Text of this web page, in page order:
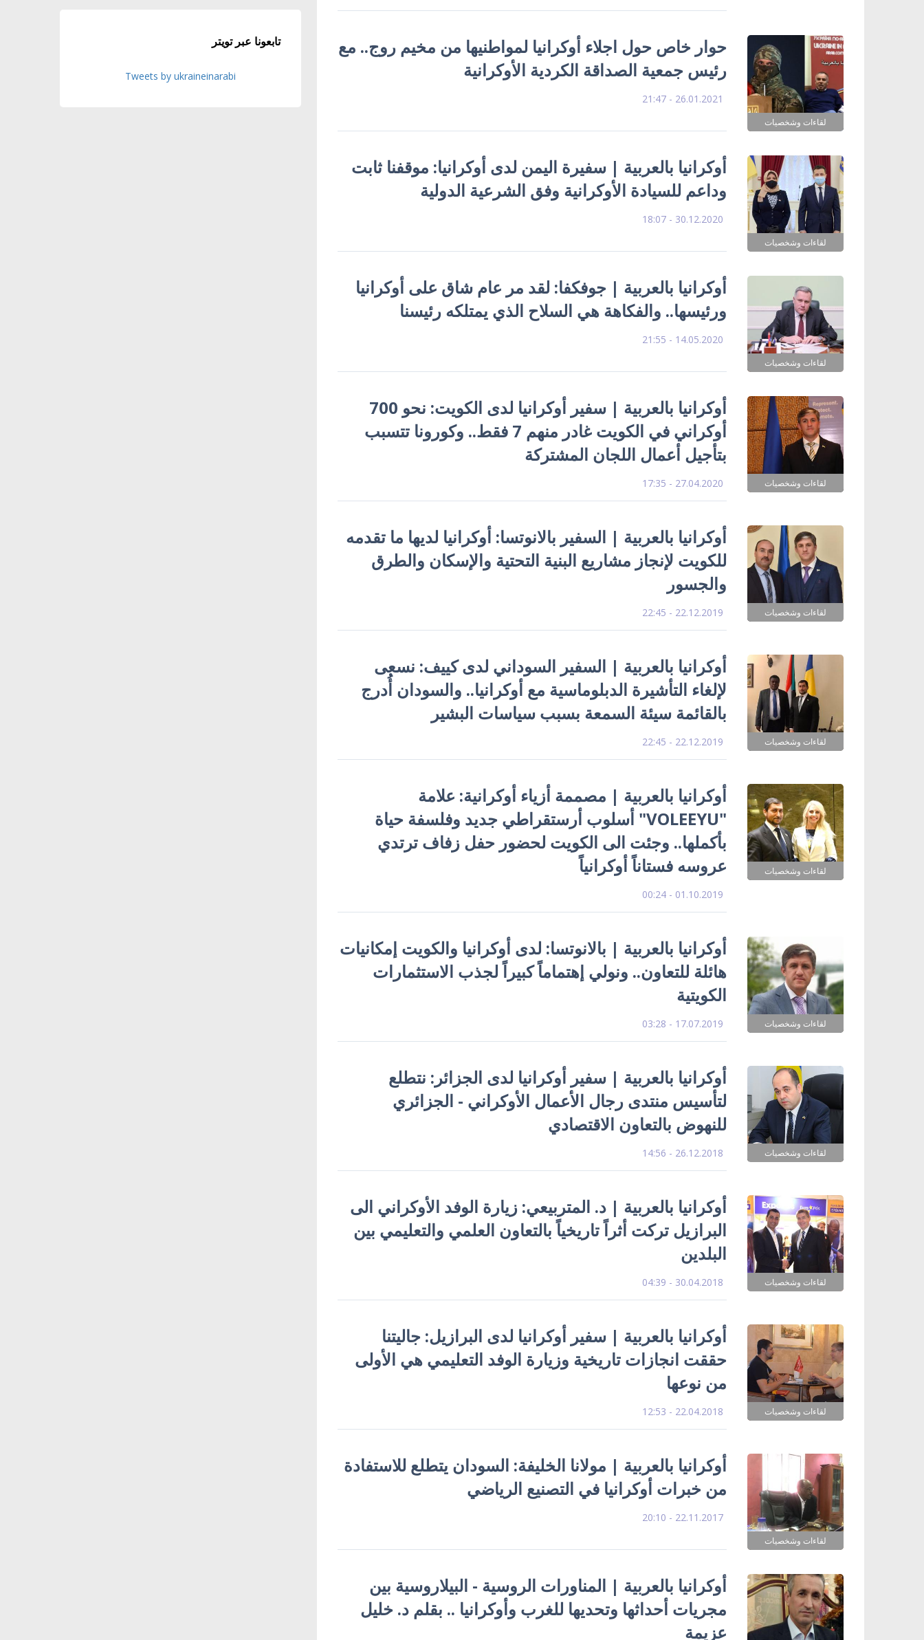
لقاءات وشخصيات
حوار خاص حول اجلاء أوكرانيا لمواطنيها من مخيم روج.. مع
رئيس جمعية الصداقة الكردية الأوكرانية
26.01.2021 - 21:47
لقاءات وشخصيات
أوكرانيا بالعربية | سفيرة اليمن لدى أوكرانيا: موقفنا ثابت
وداعم للسيادة الأوكرانية وفق الشرعية الدولية
30.12.2020 - 18:07
لقاءات وشخصيات
أوكرانيا بالعربية | جوفكفا: لقد مر عام شاق على أوكرانيا
ورئيسها.. والفكاهة هي السلاح الذي يمتلكه رئيسنا
14.05.2020 - 21:55
لقاءات وشخصيات
أوكرانيا بالعربية | سفير أوكرانيا لدى الكويت: نحو 700
أوكراني في الكويت غادر منهم 7 فقط.. وكورونا تتسبب
بتأجيل أعمال اللجان المشتركة
27.04.2020 - 17:35
لقاءات وشخصيات
أوكرانيا بالعربية | السفير بالانوتسا: أوكرانيا لديها ما تقدمه
للكويت لإنجاز مشاريع البنية التحتية والإسكان والطرق
والجسور
22.12.2019 - 22:45
لقاءات وشخصيات
أوكرانيا بالعربية | السفير السوداني لدى كييف: نسعى
لإلغاء التأشيرة الدبلوماسية مع أوكرانيا.. والسودان أُدرج
بالقائمة سيئة السمعة بسبب سياسات البشير
22.12.2019 - 22:45
لقاءات وشخصيات
أوكرانيا بالعربية | مصممة أزياء أوكرانية: علامة
"VOLEEYU" أسلوب أرستقراطي جديد وفلسفة حياة
بأكملها.. وجئت الى الكويت لحضور حفل زفاف ترتدي
عروسه فستاناً أوكرانياً
01.10.2019 - 00:24
لقاءات وشخصيات
أوكرانيا بالعربية | بالانوتسا: لدى أوكرانيا والكويت إمكانيات
هائلة للتعاون.. ونولي إهتماماً كبيراً لجذب الاستثمارات
الكويتية
17.07.2019 - 03:28
لقاءات وشخصيات
أوكرانيا بالعربية | سفير أوكرانيا لدى الجزائر: نتطلع
لتأسيس منتدى رجال الأعمال الأوكراني - الجزائري
للنهوض بالتعاون الاقتصادي
26.12.2018 - 14:56
لقاءات وشخصيات
أوكرانيا بالعربية | د. المتربيعي: زيارة الوفد الأوكراني الى
البرازيل تركت أثراً تاريخياً بالتعاون العلمي والتعليمي بين
البلدين
30.04.2018 - 04:39
لقاءات وشخصيات
أوكرانيا بالعربية | سفير أوكرانيا لدى البرازيل: جاليتنا
حققت انجازات تاريخية وزيارة الوفد التعليمي هي الأولى
من نوعها
22.04.2018 - 12:53
لقاءات وشخصيات
أوكرانيا بالعربية | مولانا الخليفة: السودان يتطلع للاستفادة
من خبرات أوكرانيا في التصنيع الرياضي
22.11.2017 - 20:10
أوكرانيا بالعربية | المناورات الروسية - البيلاروسية بين
مجريات أحداثها وتحديها للغرب وأوكرانيا .. بقلم د. خليل
عزيمة
تابعونا عبر تويتر
Tweets by ukraineinarabi